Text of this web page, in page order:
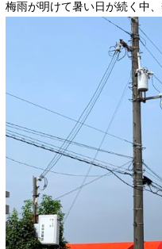
梅雨が明けて暑い日が続く中